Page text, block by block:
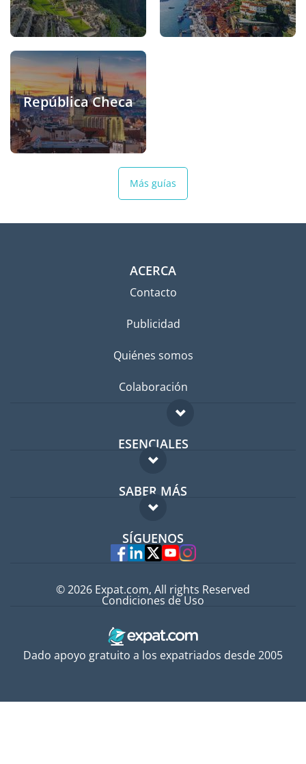
República Checa
Más guías
ACERCA
Contacto
Publicidad
Quiénes somos
Colaboración
ESENCIALES
Foro para expatriados
Guía para expatriados
Trabajos en el extranjero
SABER MÁS
FAQ
Expertos
SÍGUENOS
Dado apoyo gratuito a los expatriados desde 2005
© 2026 Expat.com, All rights Reserved
Condiciones de Uso